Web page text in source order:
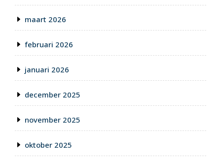
maart 2026
februari 2026
januari 2026
december 2025
november 2025
oktober 2025